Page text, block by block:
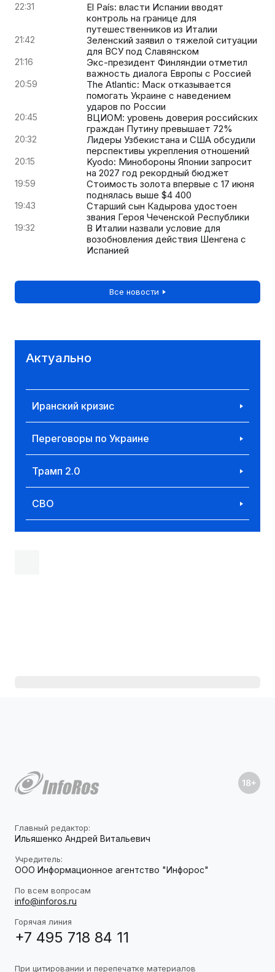
22:31
El País: власти Испании вводят
контроль на границе для
путешественников из Италии
21:42
Зеленский заявил о тяжелой ситуации
для ВСУ под Славянском
21:16
Экс-президент Финляндии отметил
важность диалога Европы с Россией
20:59
The Atlantic: Маск отказывается
помогать Украине с наведением
ударов по России
20:45
ВЦИОМ: уровень доверия российских
граждан Путину превышает 72%
20:32
Лидеры Узбекистана и США обсудили
перспективы укрепления отношений
20:15
Kyodo: Минобороны Японии запросит
на 2027 год рекордный бюджет
19:59
Стоимость золота впервые с 17 июня
поднялась выше $4 400
19:43
Старший сын Кадырова удостоен
звания Героя Чеченской Республики
19:32
В Италии назвали условие для
возобновления действия Шенгена с
Испанией
Все новости
Актуально
Иранский кризис
Переговоры по Украине
Трамп 2.0
СВО
Главный редактор:
Ильяшенко Андрей Витальевич
Учредитель:
ООО Информационное агентство "Инфорос"
По всем вопросам
info@inforos.ru
Горячая линия
+7 495 718 84 11
При цитировании и перепечатке материалов